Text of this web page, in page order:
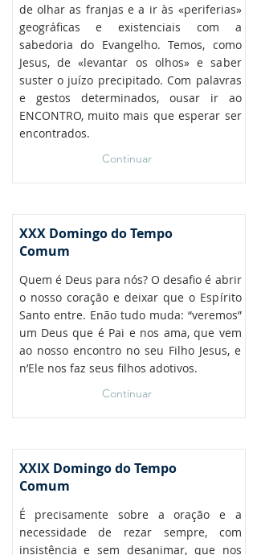
de olhar as franjas e a ir às «periferias»
geográficas e existenciais com a
sabedoria do Evangelho. Temos, como
Jesus, de «levantar os olhos» e saber
suster o juízo precipitado. Com palavras
e gestos determinados, ousar ir ao
ENCONTRO, muito mais que esperar ser
encontrados.
Continuar
XXX Domingo do Tempo
Comum
Quem é Deus para nós? O desafio é abrir
o nosso coração e deixar que o Espírito
Santo entre. Enão tudo muda: “veremos”
um Deus que é Pai e nos ama, que vem
ao nosso encontro no seu Filho Jesus, e
n’Ele nos faz seus filhos adotivos.
Continuar
XXIX Domingo do Tempo
Comum
É precisamente sobre a oração e a
necessidade de rezar sempre, com
insistência e sem desanimar, que nos